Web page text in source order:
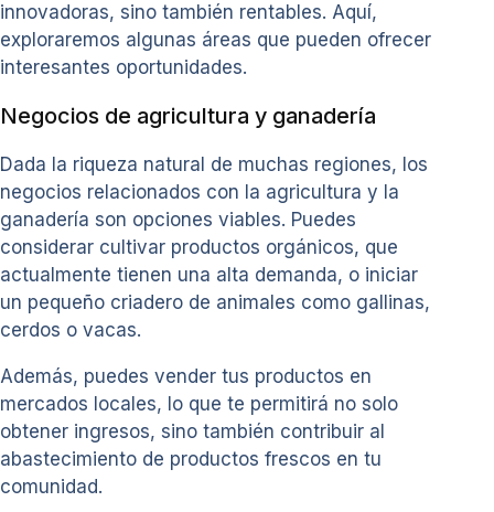
innovadoras, sino también rentables. Aquí,
exploraremos algunas áreas que pueden ofrecer
interesantes oportunidades.
Negocios de agricultura y ganadería
Dada la riqueza natural de muchas regiones, los
negocios relacionados con la agricultura y la
ganadería son opciones viables. Puedes
considerar cultivar productos orgánicos, que
actualmente tienen una alta demanda, o iniciar
un pequeño criadero de animales como gallinas,
cerdos o vacas.
Además, puedes vender tus productos en
mercados locales, lo que te permitirá no solo
obtener ingresos, sino también contribuir al
abastecimiento de productos frescos en tu
comunidad.